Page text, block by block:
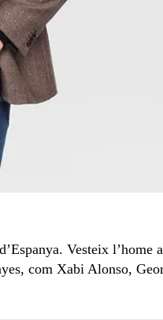
Vesteix l’home
com Xabi Alonso,